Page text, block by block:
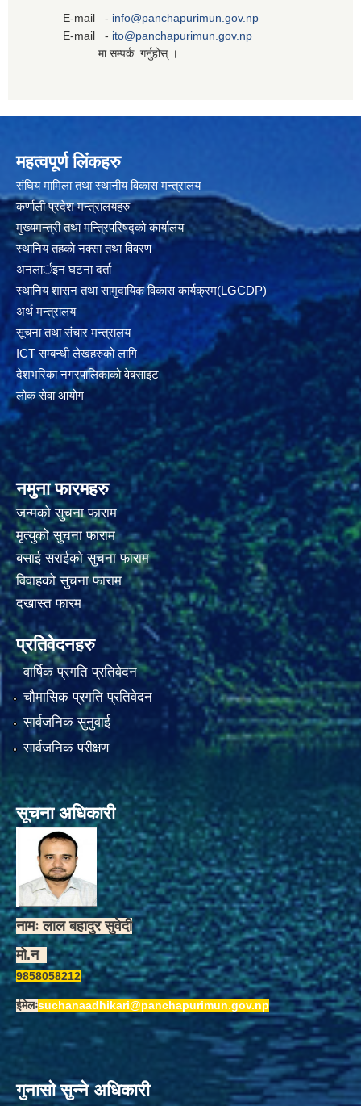
E-mail - info@panchapurimun.gov.np
E-mail - ito@panchapurimun.gov.np
मा सम्पर्क गर्नुहोस् ।
महत्वपूर्ण लिंकहरु
संघिय मामिला तथा स्थानीय विकास मन्त्रालय
कर्णाली प्रदेश मन्त्रालयहरु
मुख्यमन्त्री तथा मन्त्रिपरिषद्को कार्यालय
स्थानिय तहकाे नक्सा तथा विवरण
अनलार्इन घटना दर्ता
स्थानिय शासन तथा सामुदायिक विकास कार्यक्रम(LGCDP)
अर्थ मन्त्रालय
सूचना तथा संचार मन्त्रालय
ICT सम्बन्धी लेखहरुको लागि
देशभरिका नगरपालिकाको वेबसाइट
लोक सेवा आयोग
नमुना फारमहरु
जन्मको सुचना फाराम
मृत्युको सुचना फाराम
बसाई सराईको सुचना फाराम
विवाहको सुचना फाराम
दखास्त फारम
प्रतिवेदनहरु
वार्षिक प्रगति प्रतिवेदन
चौमासिक प्रगति प्रतिवेदन
सार्वजनिक सुनुवाई
सार्वजनिक परीक्षण
सूचना अधिकारी
नामः लाल बहादुर सुवेदी
मो.न
9858058212
ईमेलःsuchanaadhikari@panchapurimun.gov.np
गुनासो सुन्ने अधिकारी